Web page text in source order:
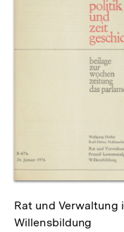
Rat und Verwaltung
Willensbildung